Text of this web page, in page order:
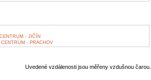
- JIČÍN
- PRACHOV
Uvedené vzdálenosti jsou měřeny vzdušnou čarou.